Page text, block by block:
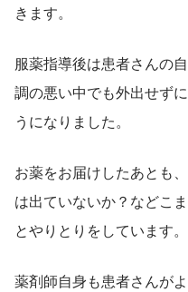
きます。
服薬指導後は患者さんの
調の悪い中でも外出せず
うになりました。
お薬をお届けしたあとも
は出ていないか？などこ
とやりとりをしています。
薬剤師自身も患者さんが